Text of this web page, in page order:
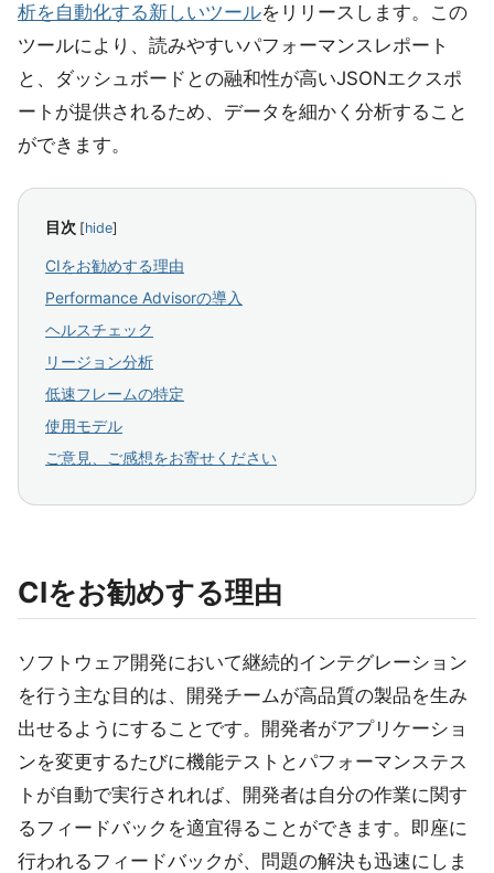
析を自動化する新しいツールをリリースします。この
ツールにより、読みやすいパフォーマンスレポート
と、ダッシュボードとの融和性が高いJSONエクスポ
ートが提供されるため、データを細かく分析すること
ができます。
目次 [hide]
CIをお勧めする理由
Performance Advisorの導入
ヘルスチェック
リージョン分析
低速フレームの特定
使用モデル
ご意見、ご感想をお寄せください
CIをお勧めする理由
ソフトウェア開発において継続的インテグレーション
を行う主な目的は、開発チームが高品質の製品を生み
出せるようにすることです。開発者がアプリケーショ
ンを変更するたびに機能テストとパフォーマンステス
トが自動で実行されれば、開発者は自分の作業に関す
るフィードバックを適宜得ることができます。即座に
行われるフィードバックが、問題の解決も迅速にしま